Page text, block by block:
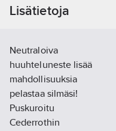
Lisätietoja
Neutraloiva
huuhteluneste lisää
mahdollisuuksia
pelastaa silmäsi!
Puskuroitu
Cederrothin